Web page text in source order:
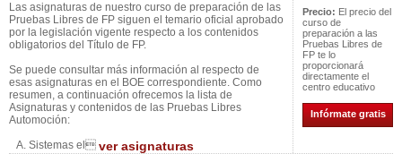
Las asignaturas de nuestro curso de preparación de las
Pruebas Libres de FP siguen el temario oficial aprobado
por la legislación vigente respecto a los contenidos
obligatorios del Título de FP.
Se puede consultar más información al respecto de
esas asignaturas en el BOE correspondiente. Como
resumen, a continuación ofrecemos la lista de
Asignaturas y contenidos de las Pruebas Libres
Automoción:
A. Sistemas el ver asignaturas
Precio: El precio del
curso de
preparación a las
Pruebas Libres de
FP te lo
proporcionará
directamente el
centro educativo
Infórmate gratis